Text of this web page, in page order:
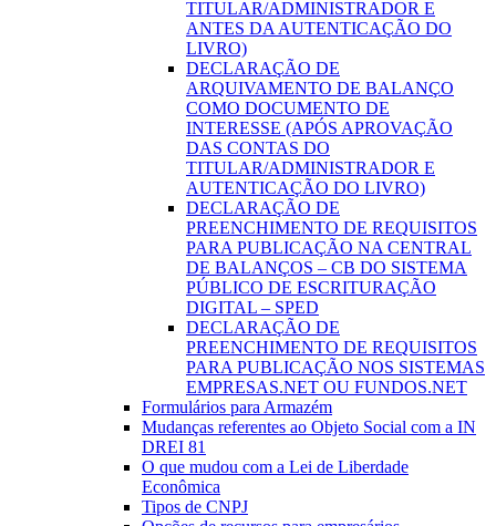
TITULAR/ADMINISTRADOR E
ANTES DA AUTENTICAÇÃO DO
LIVRO)
DECLARAÇÃO DE
ARQUIVAMENTO DE BALANÇO
COMO DOCUMENTO DE
INTERESSE (APÓS APROVAÇÃO
DAS CONTAS DO
TITULAR/ADMINISTRADOR E
AUTENTICAÇÃO DO LIVRO)
DECLARAÇÃO DE
PREENCHIMENTO DE REQUISITOS
PARA PUBLICAÇÃO NA CENTRAL
DE BALANÇOS – CB DO SISTEMA
PÚBLICO DE ESCRITURAÇÃO
DIGITAL – SPED
DECLARAÇÃO DE
PREENCHIMENTO DE REQUISITOS
PARA PUBLICAÇÃO NOS SISTEMAS
EMPRESAS.NET OU FUNDOS.NET
Formulários para Armazém
Mudanças referentes ao Objeto Social com a IN
DREI 81
O que mudou com a Lei de Liberdade
Econômica
Tipos de CNPJ